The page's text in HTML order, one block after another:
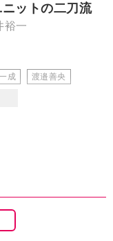
ットの二刀流
裕一
成 渡邉善央